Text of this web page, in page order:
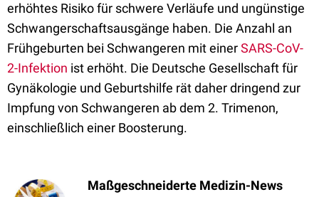
erhöhtes Risiko für schwere Verläufe und ungünstige
Schwangerschaftsausgänge haben. Die Anzahl an
Frühgeburten bei Schwangeren mit einerSARS-CoV-
2-Infektion ist erhöht. Die Deutsche Gesellschaft für
Gynäkologie und Geburtshilfe rät daher dringend zur
Impfung von Schwangeren ab dem 2. Trimenon,
einschließlich einer Boosterung.
Maßgeschneiderte Medizin-News